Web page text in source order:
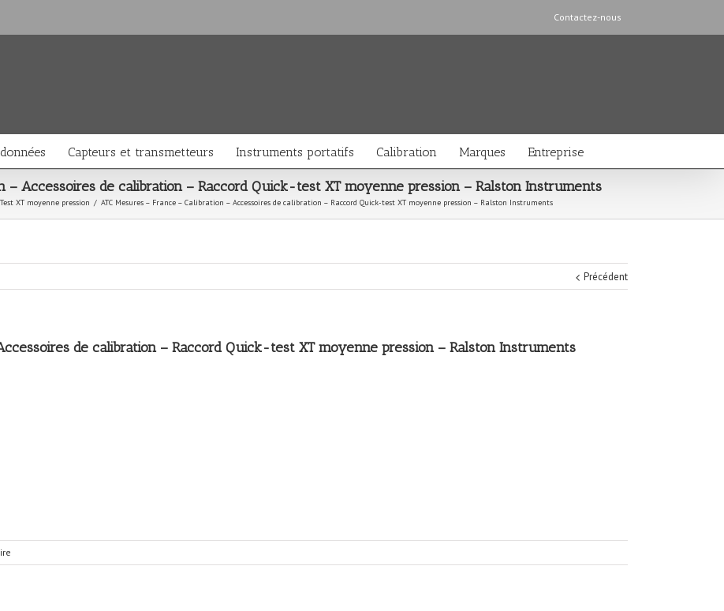
Contactez-nous
Capteurs et transmetteurs Instruments portatifs Calibration Marques Entreprise
– Accessoires de calibration – Raccord Quick-test XT moyenne pression – Ralston Instruments
XT moyenne pression / ATC Mesures – France – Calibration – Accessoires de calibration – Raccord Quick-test XT moyenne pression – Ralston Instruments
Précédent
de calibration – Raccord Quick-test XT moyenne pression – Ralston Instruments